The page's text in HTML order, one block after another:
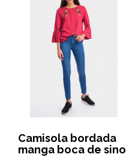
Camisola bordada
manga boca de sino